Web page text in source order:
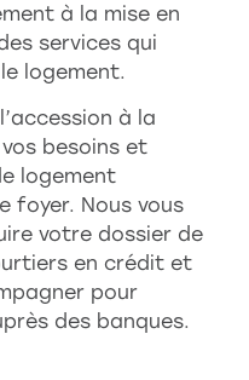
à la mise en
services qui
logement.
à la
besoins et
logement
foyer. Nous vous
votre dossier de
en crédit et
pour
des banques.